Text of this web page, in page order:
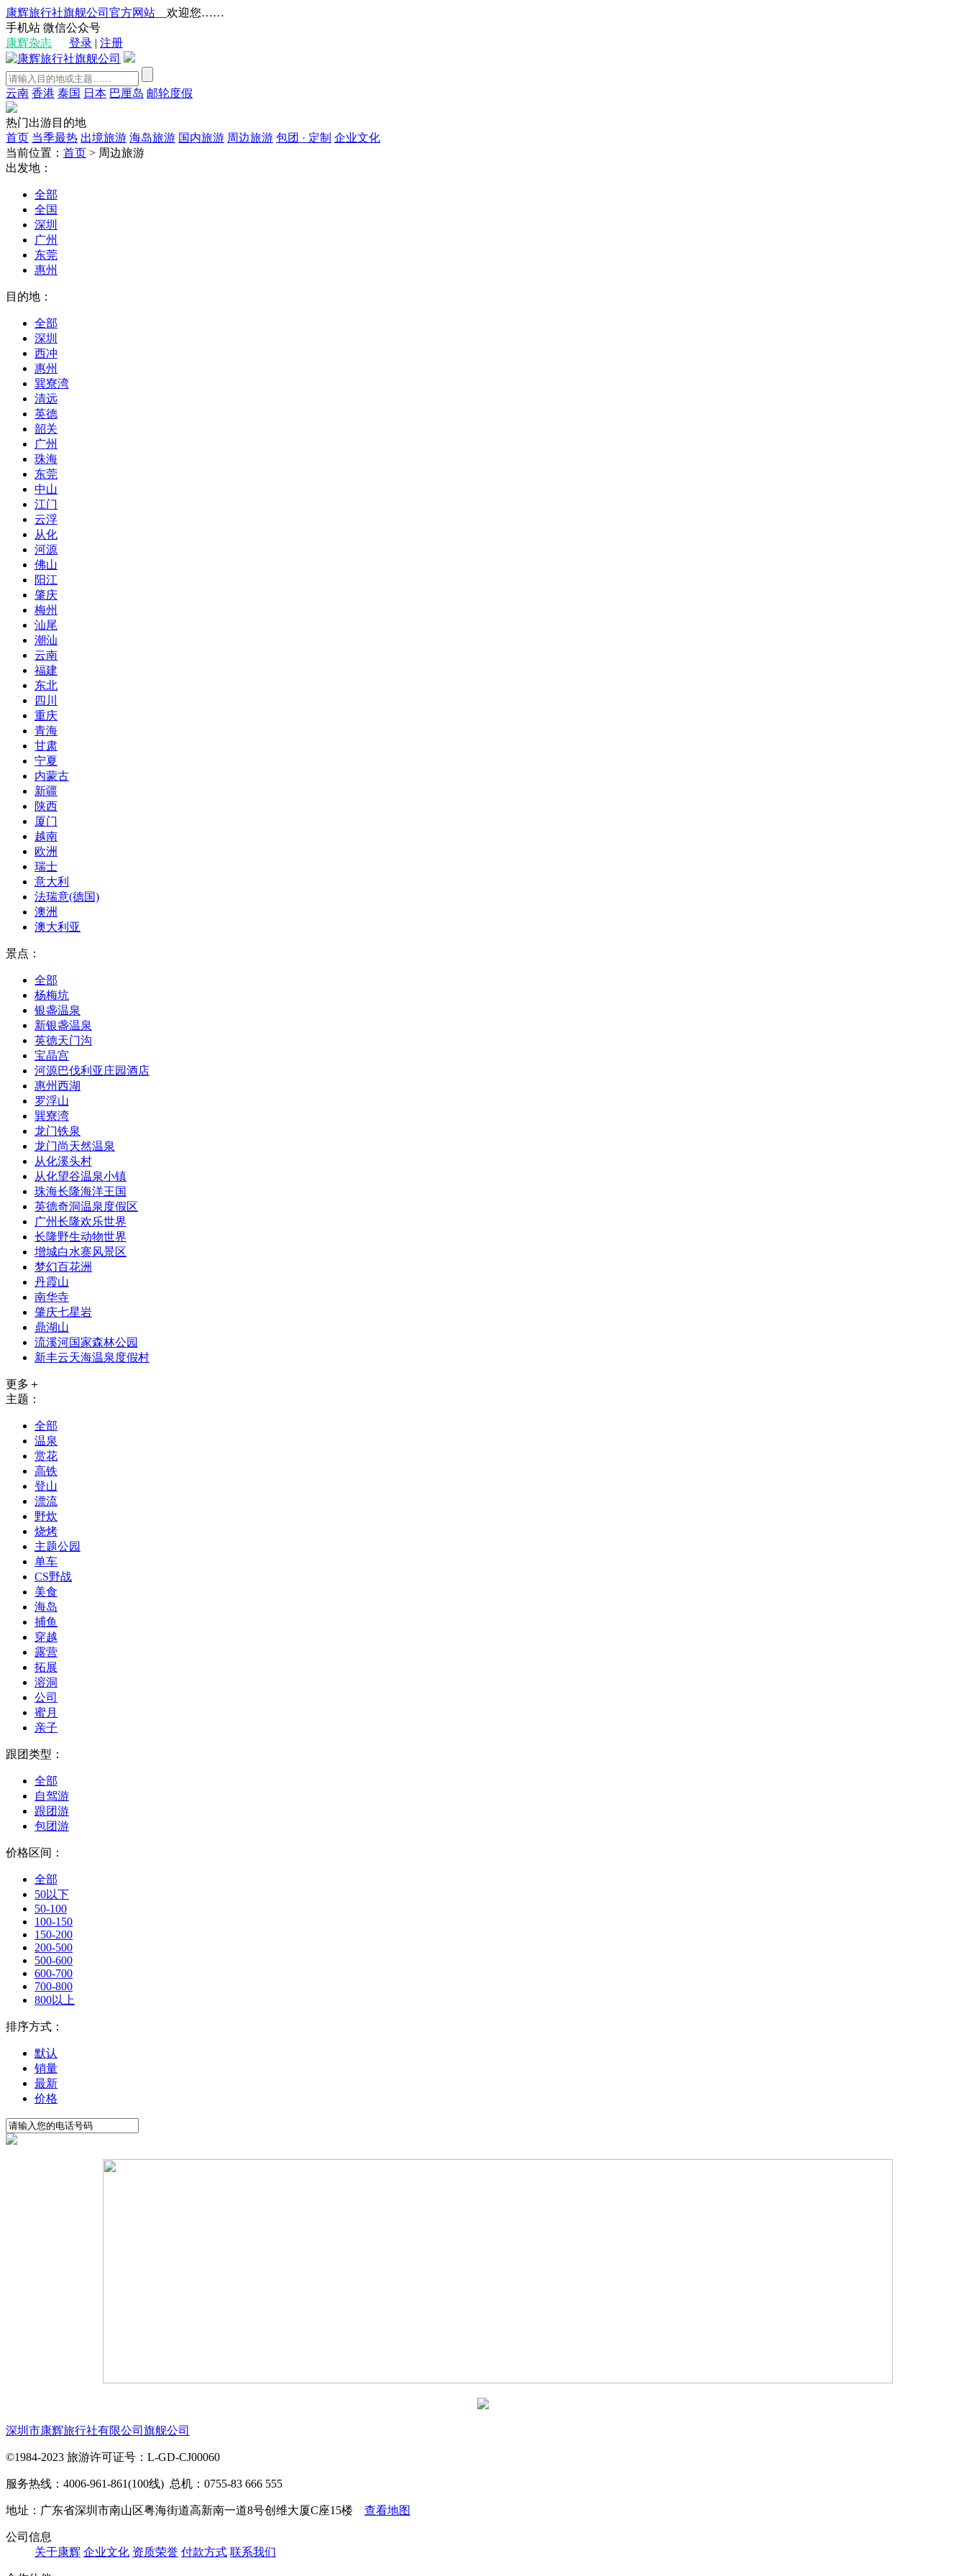
康辉旅行社旗舰公司官方网站 __欢迎您……
手机站 微信公众号
康辉杂志
登录 | 注册
云南 香港 泰国 日本 巴厘岛 邮轮度假
热门出游目的地
首页 当季最热 出境旅游 海岛旅游 国内旅游 周边旅游 包团 · 定制 企业文化
当前位置： 首页 > 周边旅游
出发地：
全部
全国
深圳
广州
东莞
惠州
目的地：
全部
深圳
西冲
惠州
巽寮湾
清远
英德
韶关
广州
珠海
东莞
中山
江门
云浮
从化
河源
佛山
阳江
肇庆
梅州
汕尾
潮汕
云南
福建
东北
四川
重庆
青海
甘肃
宁夏
内蒙古
新疆
陕西
厦门
越南
欧洲
瑞士
意大利
法瑞意(德国)
澳洲
澳大利亚
景点：
全部
杨梅坑
银盏温泉
新银盏温泉
英德天门沟
宝晶宫
河源巴伐利亚庄园酒店
惠州西湖
罗浮山
巽寮湾
龙门铁泉
龙门尚天然温泉
从化溪头村
从化望谷温泉小镇
珠海长隆海洋王国
英德奇洞温泉度假区
广州长隆欢乐世界
长隆野生动物世界
增城白水寨风景区
梦幻百花洲
丹霞山
南华寺
肇庆七星岩
鼎湖山
流溪河国家森林公园
新丰云天海温泉度假村
更多＋
主题：
全部
温泉
赏花
高铁
登山
漂流
野炊
烧烤
主题公园
单车
CS野战
美食
海岛
捕鱼
穿越
露营
拓展
溶洞
公司
蜜月
亲子
跟团类型：
全部
自驾游
跟团游
包团游
价格区间：
全部
50以下
50-100
100-150
150-200
200-500
500-600
600-700
700-800
800以上
排序方式：
默认
销量
最新
价格
深圳市康辉旅行社有限公司旗舰公司
©1984-2023 旅游许可证号：L-GD-CJ00060
服务热线：4006-961-861(100线) 总机：0755-83 666 555
地址：广东省深圳市南山区粤海街道高新南一道8号创维大厦C座15楼 查看地图
公司信息
关于康辉 企业文化 资质荣誉 付款方式 联系我们